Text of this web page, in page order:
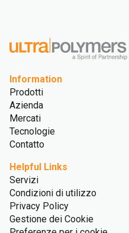
Information
Prodotti
Azienda
Mercati
Tecnologie
Contatto
Helpful Links
Servizi
Condizioni di utilizzo
Privacy Policy
Gestione dei Cookie